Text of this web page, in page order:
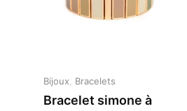
Bijoux Bracelets
Bracelet simone à